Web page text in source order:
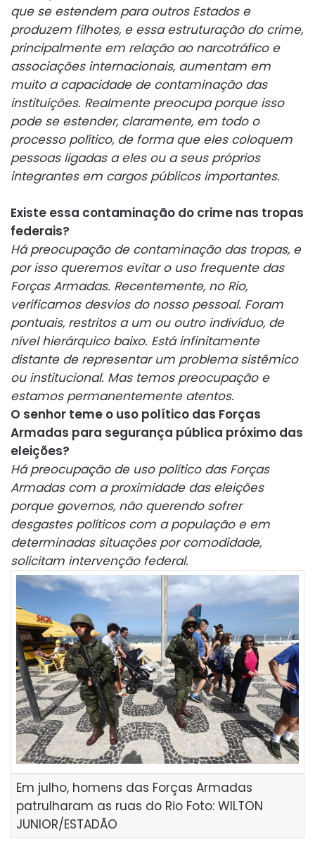
que se estendem para outros Estados e
produzem filhotes, e essa estruturação do crime,
principalmente em relação ao narcotráfico e
associações internacionais, aumentam em
muito a capacidade de contaminação das
instituições. Realmente preocupa porque isso
pode se estender, claramente, em todo o
processo político, de forma que eles coloquem
pessoas ligadas a eles ou a seus próprios
integrantes em cargos públicos importantes.
Existe essa contaminação do crime nas tropas
federais?
Há preocupação de contaminação das tropas, e
por isso queremos evitar o uso frequente das
Forças Armadas. Recentemente, no Rio,
verificamos desvios do nosso pessoal. Foram
pontuais, restritos a um ou outro indivíduo, de
nível hierárquico baixo. Está infinitamente
distante de representar um problema sistêmico
ou institucional. Mas temos preocupação e
estamos permanentemente atentos.
O senhor teme o uso político das Forças
Armadas para segurança pública próximo das
eleições?
Há preocupação de uso político das Forças
Armadas com a proximidade das eleições
porque governos, não querendo sofrer
desgastes políticos com a população e em
determinadas situações por comodidade,
solicitam intervenção federal.
Em julho, homens das Forças Armadas
patrulharam as ruas do Rio Foto: WILTON
JUNIOR/ESTADÃO